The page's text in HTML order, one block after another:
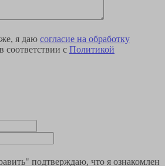
я даю согласие на обработку
в соответствии с Политикой
подтверждаю, что я ознакомлен